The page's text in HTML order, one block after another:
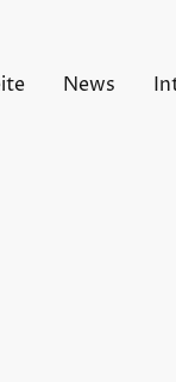
News